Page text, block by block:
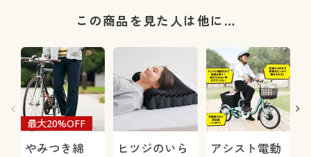
この商品を見た人は他に…
やみつき綿
最大20%OFF
ヒツジのいら
アシスト電動